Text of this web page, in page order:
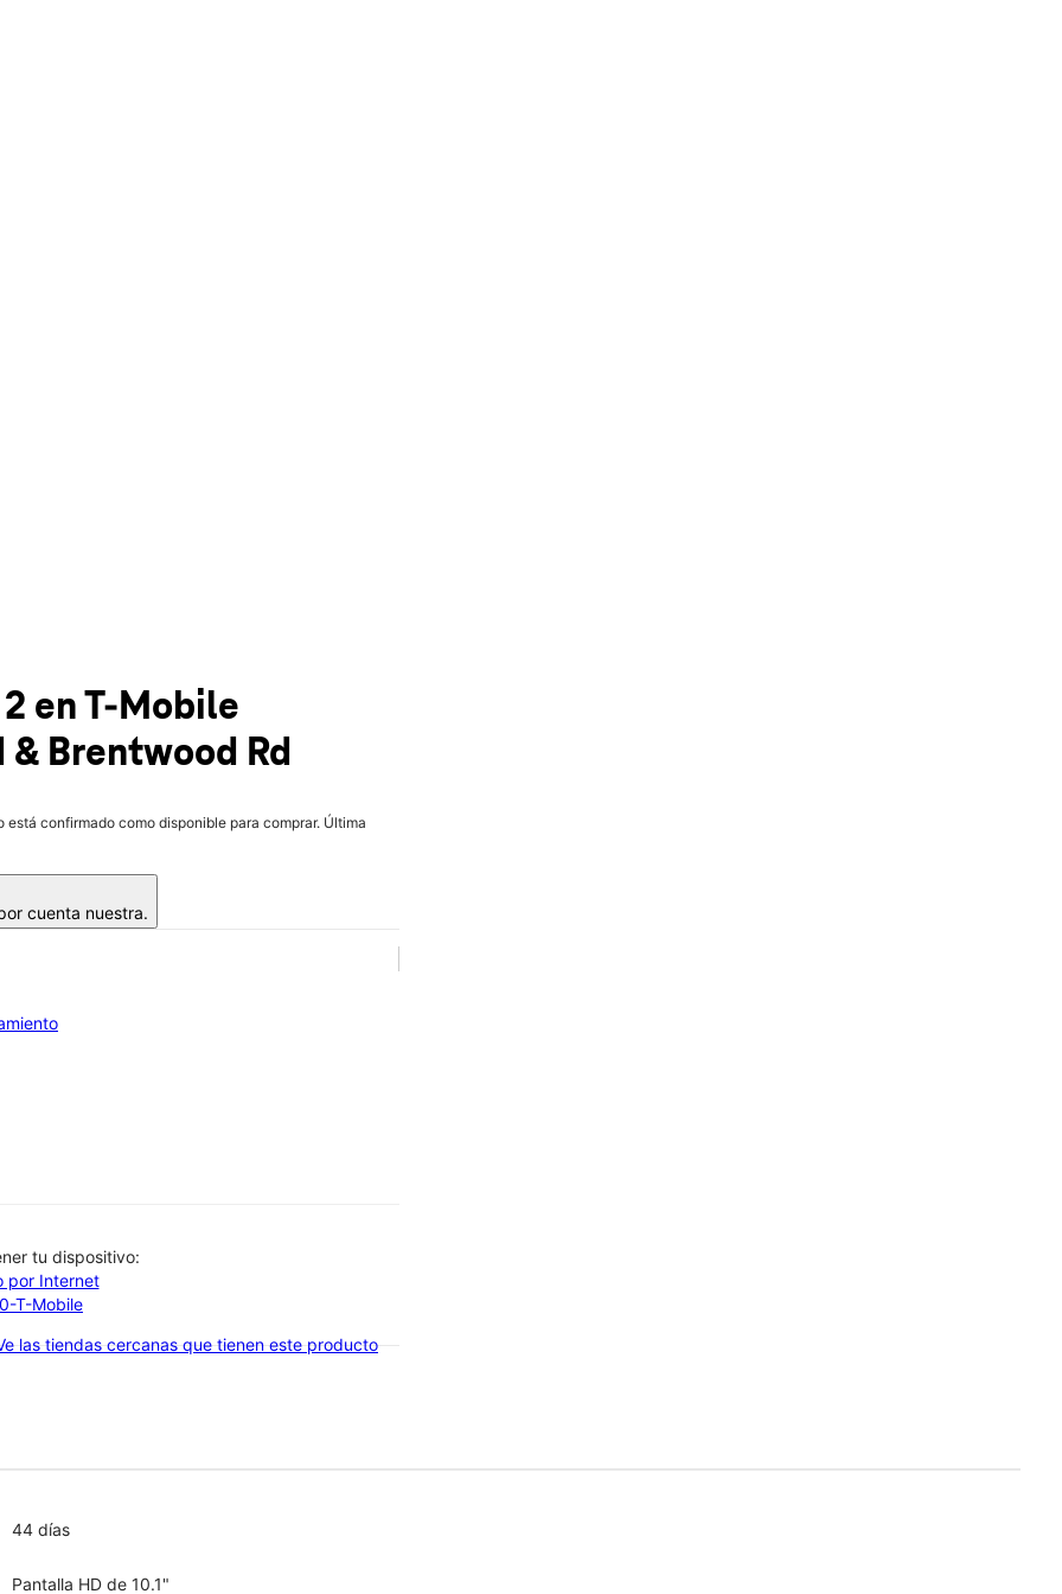
en T-Mobile
& Brentwood Rd
está confirmado como disponible para comprar. Última
cuenta nuestra.
tu dispositivo:
por Internet
T-Mobile
las tiendas cercanas que tienen este producto
44 días
Pantalla HD de 10.1"